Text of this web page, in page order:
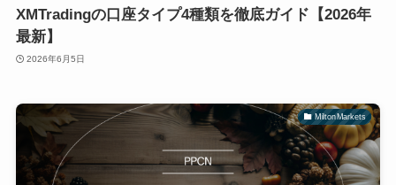
XMTradingの口座タイプ4種類を徹底ガイド【2026年
最新】
2026年6月5日
MiltonMarkets